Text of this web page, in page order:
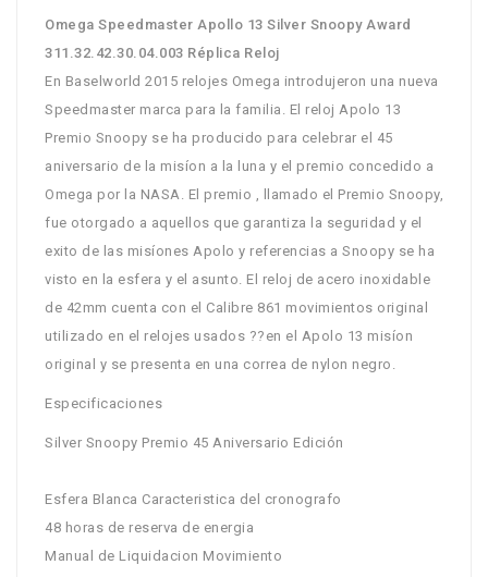
Omega Speedmaster Apollo 13 Silver Snoopy Award
311.32.42.30.04.003 Réplica Reloj
En Baselworld 2015 relojes Omega introdujeron una nueva
Speedmaster marca para la familia. El reloj Apolo 13
Premio Snoopy se ha producido para celebrar el 45
aniversario de la misíon a la luna y el premio concedido a
Omega por la NASA. El premio , llamado el Premio Snoopy,
fue otorgado a aquellos que garantiza la seguridad y el
exito de las misíones Apolo y referencias a Snoopy se ha
visto en la esfera y el asunto. El reloj de acero inoxidable
de 42mm cuenta con el Calibre 861 movimientos original
utilizado en el relojes usados ??en el Apolo 13 misíon
original y se presenta en una correa de nylon negro.
Especificaciones
Silver Snoopy Premio 45 Aniversario Edición
Esfera Blanca Caracteristica del cronografo
48 horas de reserva de energia
Manual de Liquidacion Movimiento